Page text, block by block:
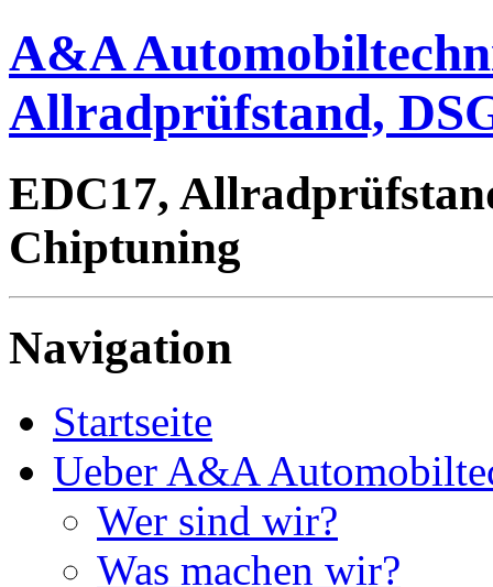
A&A
Allradprüfstand,
EDC17,
Chiptuning
Navigation
Startseite
Ueber A&A
Wer sind wir?
Was machen wir?